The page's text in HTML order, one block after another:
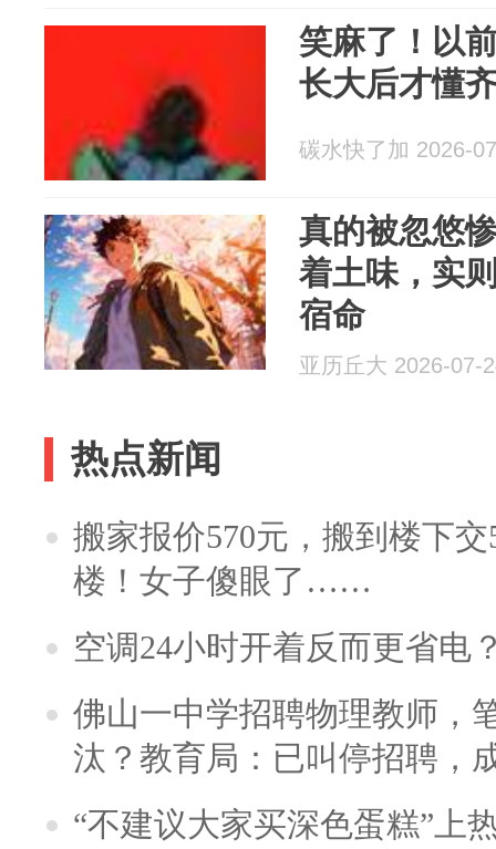
笑麻了！以
长大后才懂
碳水快了加 2026-
真的被忽悠
着土味，实
宿命
亚历丘大 2026-07-
热点新闻
搬家报价570元，搬到楼下
楼！女子傻眼了……
空调24小时开着反而更省电
佛山一中学招聘物理教师，
汰？教育局：已叫停招聘，
“不建议大家买深色蛋糕”上